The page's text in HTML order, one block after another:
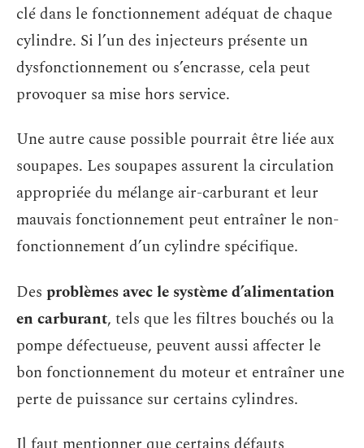
clé dans le fonctionnement adéquat de chaque
cylindre. Si l’un des injecteurs présente un
dysfonctionnement ou s’encrasse, cela peut
provoquer sa mise hors service.
Une autre cause possible pourrait être liée aux
soupapes. Les soupapes assurent la circulation
appropriée du mélange air-carburant et leur
mauvais fonctionnement peut entraîner le non-
fonctionnement d’un cylindre spécifique.
Des problèmes avec le système d’alimentation
en carburant, tels que les filtres bouchés ou la
pompe défectueuse, peuvent aussi affecter le
bon fonctionnement du moteur et entraîner une
perte de puissance sur certains cylindres.